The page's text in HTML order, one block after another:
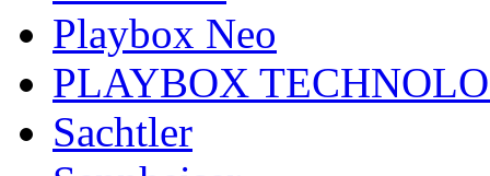
Playbox Neo
PLAYBOX
Sachtler